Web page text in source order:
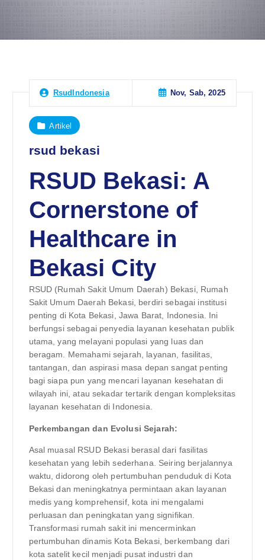
RsudIndonesia Nov, Sab, 2025
Artikel
rsud bekasi
RSUD Bekasi: A
Cornerstone of
Healthcare in
Bekasi City
RSUD (Rumah Sakit Umum Daerah) Bekasi, Rumah
Sakit Umum Daerah Bekasi, berdiri sebagai institusi
penting di Kota Bekasi, Jawa Barat, Indonesia. Ini
berfungsi sebagai penyedia layanan kesehatan publik
utama, yang melayani populasi yang luas dan
beragam. Memahami sejarah, layanan, fasilitas,
tantangan, dan aspirasi masa depan sangat penting
bagi siapa pun yang mencari layanan kesehatan di
wilayah ini, atau sekadar tertarik dengan kompleksitas
layanan kesehatan di Indonesia.
Perkembangan dan Evolusi Sejarah:
Asal muasal RSUD Bekasi berasal dari fasilitas
kesehatan yang lebih sederhana. Seiring berjalannya
waktu, didorong oleh pertumbuhan penduduk di Kota
Bekasi dan meningkatnya permintaan akan layanan
medis yang komprehensif, kota ini mengalami
perluasan dan peningkatan yang signifikan.
Transformasi rumah sakit ini mencerminkan
pertumbuhan dinamis Kota Bekasi, berkembang dari
kota satelit kecil menjadi pusat industri dan